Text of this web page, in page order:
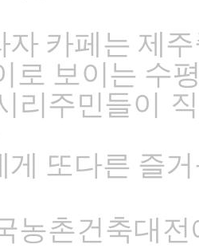
자 카페는 제
로 보이는 수
리주민들이
게 또다른 즐
농촌건축대